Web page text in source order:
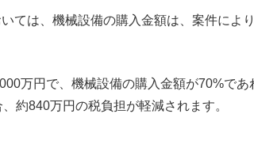
ては、機械設備の購入金額は、案件によ
万円で、機械設備の購入金額が70%であ
約840万円の税負担が軽減されます。